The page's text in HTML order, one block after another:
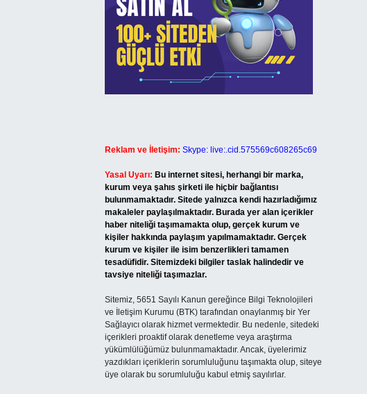
Reklam ve İletişim: Skype: live:.cid.575569c608265c69
Yasal Uyarı: Bu internet sitesi, herhangi bir marka,
kurum veya şahıs şirketi ile hiçbir bağlantısı
bulunmamaktadır. Sitede yalnızca kendi hazırladığımız
makaleler paylaşılmaktadır. Burada yer alan içerikler
haber niteliği taşımamakta olup, gerçek kurum ve
kişiler hakkında paylaşım yapılmamaktadır. Gerçek
kurum ve kişiler ile isim benzerlikleri tamamen
tesadüfidir. Sitemizdeki bilgiler taslak halindedir ve
tavsiye niteliği taşımazlar.
Sitemiz, 5651 Sayılı Kanun gereğince Bilgi Teknolojileri
ve İletişim Kurumu (BTK) tarafından onaylanmış bir Yer
Sağlayıcı olarak hizmet vermektedir. Bu nedenle, sitedeki
içerikleri proaktif olarak denetleme veya araştırma
yükümlülüğümüz bulunmamaktadır. Ancak, üyelerimiz
yazdıkları içeriklerin sorumluluğunu taşımakta olup, siteye
üye olarak bu sorumluluğu kabul etmiş sayılırlar.